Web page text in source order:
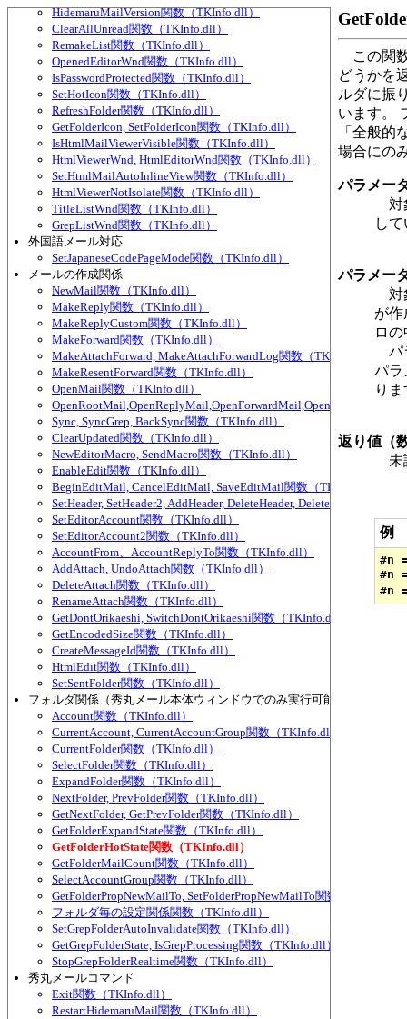
HidemaruMailVersion関数（TKInfo.dll）
ClearAllUnread関数（TKInfo.dll）
RemakeList関数（TKInfo.dll）
OpenedEditorWnd関数（TKInfo.dll）
IsPasswordProtected関数（TKInfo.dll）
SetHotIcon関数（TKInfo.dll）
RefreshFolder関数（TKInfo.dll）
GetFolderIcon, SetFolderIcon関数（TKInfo.dll）
IsHtmlMailViewerVisible関数（TKInfo.dll）
HtmlViewerWnd, HtmlEditorWnd関数（TKInfo.dll）
SetHtmlMailAutoInlineView関数（TKInfo.dll）
HtmlViewerNotIsolate関数（TKInfo.dll）
TitleListWnd関数（TKInfo.dll）
GrepListWnd関数（TKInfo.dll）
外国語メール対応
SetJapaneseCodePageMode関数（TKInfo.dll）
メールの作成関係
NewMail関数（TKInfo.dll）
MakeReply関数（TKInfo.dll）
MakeReplyCustom関数（TKInfo.dll）
MakeForward関数（TKInfo.dll）
MakeAttachForward, MakeAttachForwardLog関数（TKInfo.dll）
MakeResentForward関数（TKInfo.dll）
OpenMail関数（TKInfo.dll）
OpenRootMail,OpenReplyMail,OpenForwardMail,OpenLog関数（
Sync, SyncGrep, BackSync関数（TKInfo.dll）
ClearUpdated関数（TKInfo.dll）
NewEditorMacro, SendMacro関数（TKInfo.dll）
EnableEdit関数（TKInfo.dll）
BeginEditMail, CancelEditMail, SaveEditMail関数（TKInfo.dll）
SetHeader, SetHeader2, AddHeader, DeleteHeader, DeleteHeader2,
SetEditorAccount関数（TKInfo.dll）
SetEditorAccount2関数（TKInfo.dll）
AccountFrom、AccountReplyTo関数（TKInfo.dll）
AddAttach, UndoAttach関数（TKInfo.dll）
DeleteAttach関数（TKInfo.dll）
RenameAttach関数（TKInfo.dll）
GetDontOrikaeshi, SwitchDontOrikaeshi関数（TKInfo.dll）
GetEncodedSize関数（TKInfo.dll）
CreateMessageId関数（TKInfo.dll）
HtmlEdit関数（TKInfo.dll）
SetSentFolder関数（TKInfo.dll）
フォルダ関係（秀丸メール本体ウィンドウでのみ実行可能な物が多い）
Account関数（TKInfo.dll）
CurrentAccount, CurrentAccountGroup関数（TKInfo.dll）
CurrentFolder関数（TKInfo.dll）
SelectFolder関数（TKInfo.dll）
ExpandFolder関数（TKInfo.dll）
NextFolder, PrevFolder関数（TKInfo.dll）
GetNextFolder, GetPrevFolder関数（TKInfo.dll）
GetFolderExpandState関数（TKInfo.dll）
GetFolderHotState関数（TKInfo.dll）
GetFolderMailCount関数（TKInfo.dll）
SelectAccountGroup関数（TKInfo.dll）
GetFolderPropNewMailTo, SetFolderPropNewMailTo関数（TKInfo.dll
フォルダ毎の設定関係関数（TKInfo.dll）
SetGrepFolderAutoInvalidate関数（TKInfo.dll）
GetGrepFolderState, IsGrepProcessing関数（TKInfo.dll）
StopGrepFolderRealtime関数（TKInfo.dll）
秀丸メールコマンド
Exit関数（TKInfo.dll）
RestartHidemaruMail関数（TKInfo.dll）
この関
どうかを
ルダに振
います。
「全般的
場合にの
パラメー
対
し
パラメー
対
が
ロ
パ
パラ
り
返り値（
未
例
#n
#n